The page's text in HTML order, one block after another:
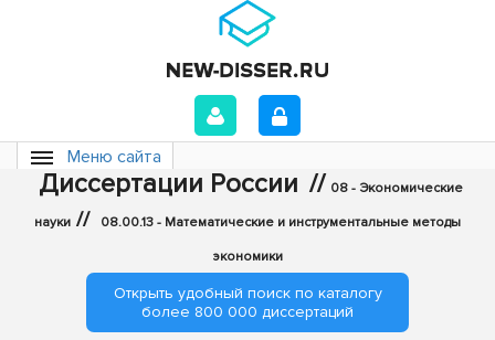
Меню сайта
Диссертации России // 08 - Экономические
науки // 08.00.13 - Математические и инструментальные методы
экономики
Открыть удобный поиск по каталогу
более 800 000 диссертаций